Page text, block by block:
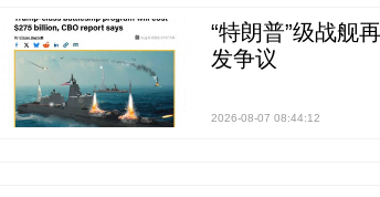
“特朗普”级战舰
发争议
2026-08-07 08:44:12